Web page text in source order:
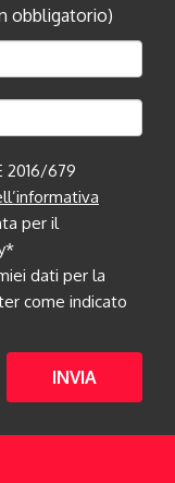
obbligatorio)
2016/679
per il
dati per la
come indicato
INVIA